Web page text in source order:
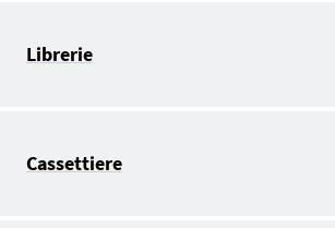
Librerie
Cassettiere